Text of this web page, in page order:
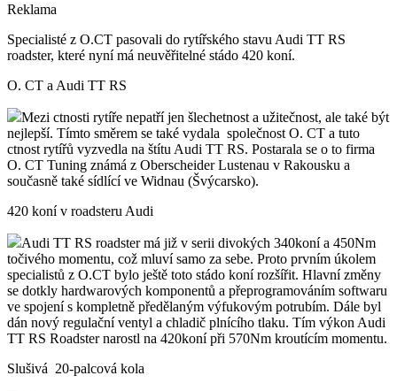
Reklama
Specialisté z O.CT pasovali do rytířského stavu Audi TT RS
roadster, které nyní má neuvěřitelné stádo 420 koní.
O. CT a Audi TT RS
Mezi ctnosti rytíře nepatří jen šlechetnost a užitečnost, ale také být
nejlepší. Tímto směrem se také vydala společnost O. CT a tuto
ctnost rytířů vyzvedla na štítu Audi TT RS. Postarala se o to firma
O. CT Tuning známá z Oberscheider Lustenau v Rakousku a
současně také sídlící ve Widnau (Švýcarsko).
420 koní v roadsteru Audi
Audi TT RS roadster má již v serii divokých 340koní a 450Nm
točivého momentu, což mluví samo za sebe. Proto prvním úkolem
specialistů z O.CT bylo ještě toto stádo koní rozšířit. Hlavní změny
se dotkly hardwarových komponentů a přeprogramováním softwaru
ve spojení s kompletně předělaným výfukovým potrubím. Dále byl
dán nový regulační ventyl a chladič plnícího tlaku. Tím výkon Audi
TT RS Roadster narostl na 420koní při 570Nm kroutícím momentu.
Slušivá 20-palcová kola